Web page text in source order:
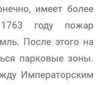
имеет более
году пожар
После этого на
парковые зоны.
Императорским